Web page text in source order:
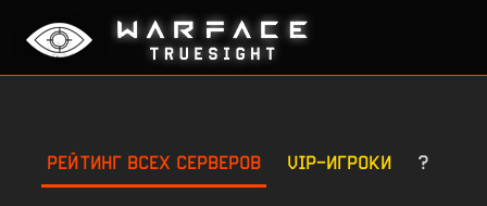
РЕЙТИНГ ВСЕХ СЕРВЕРОВ VIP-ИГРОКИ ?